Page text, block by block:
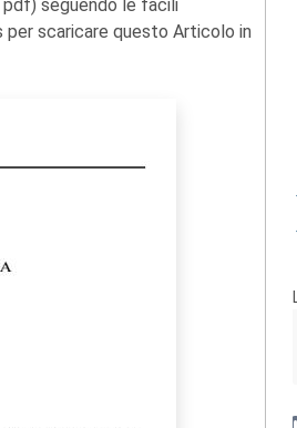
seguendo le facili
per scaricare questo Articolo in